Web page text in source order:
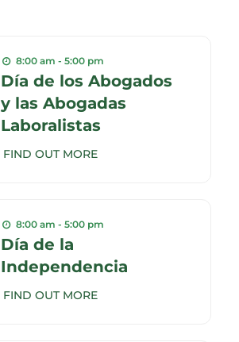
8:00 am - 5:00 pm
Día de los Abogados
y las Abogadas
Laboralistas
FIND OUT MORE
8:00 am - 5:00 pm
Día de la
Independencia
FIND OUT MORE